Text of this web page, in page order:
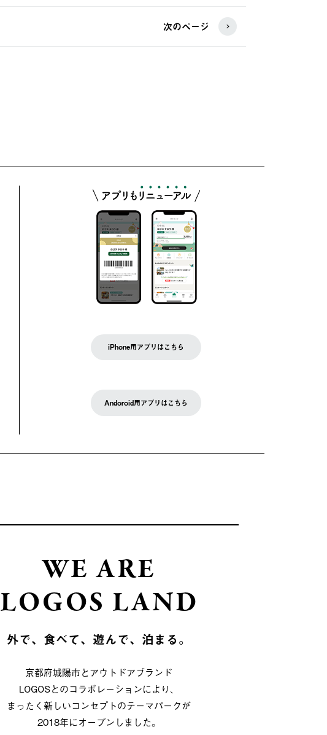
次のページ
iPhone用アプリはこちら
Andoroid用アプリはこちら
WE ARE
LOGOS LAND
外で、食べて、遊んで、泊まる。
京都府城陽市とアウトドアブランド
LOGOSとのコラボレーションにより、
まったく新しいコンセプトのテーマパークが
2018年にオープンしました。